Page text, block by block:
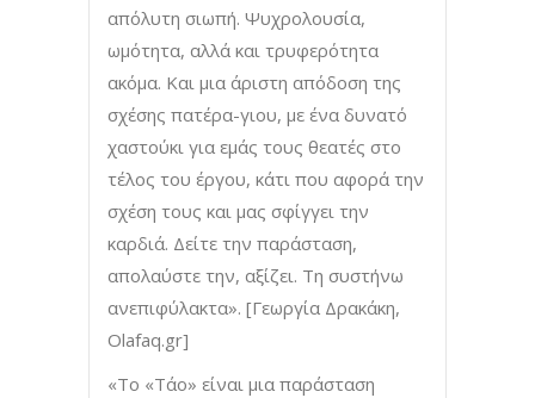
απόλυτη σιωπή. Ψυχρολουσία,
ωμότητα, αλλά και τρυφερότητα
ακόμα. Και μια άριστη απόδοση της
σχέσης πατέρα-γιου, με ένα δυνατό
χαστούκι για εμάς τους θεατές στο
τέλος του έργου, κάτι που αφορά την
σχέση τους και μας σφίγγει την
καρδιά. Δείτε την παράσταση,
απολαύστε την, αξίζει. Τη συστήνω
ανεπιφύλακτα». [Γεωργία Δρακάκη,
Olafaq.gr]
«Το «Τάο» είναι μια παράσταση